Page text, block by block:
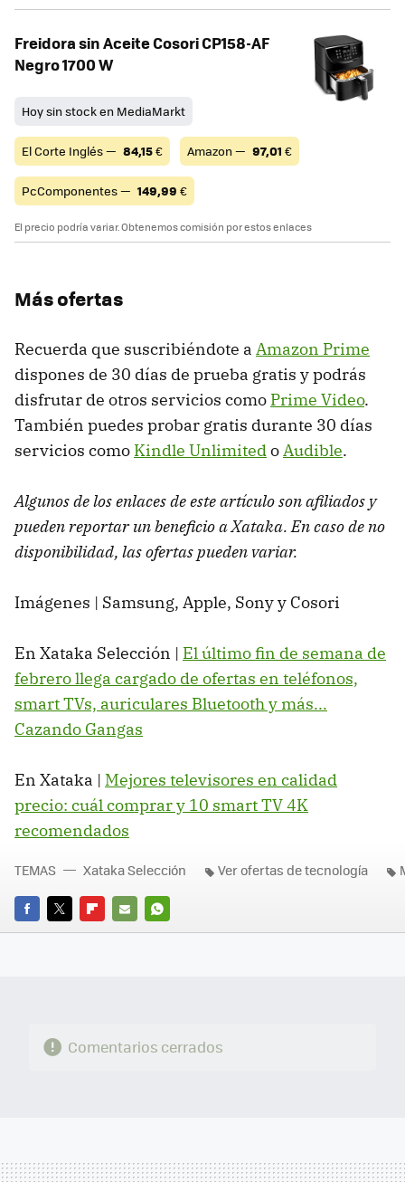
Freidora sin Aceite Cosori CP158-AF
Negro 1700 W
Hoy sin stock en MediaMarkt
El Corte Inglés — 84,15€ Amazon — 97,01 €
PcComponentes — 149,99 €
El precio podría variar. Obtenemos comisión por estos enlaces
Más ofertas
Recuerda que suscribiéndote a Amazon Prime
dispones de 30 días de prueba gratis y podrás
disfrutar de otros servicios como Prime Video.
También puedes probar gratis durante 30 días
servicios como Kindle UnlimitedoAudible.
Algunos de los enlaces de este artículo son afiliados y
pueden reportar un beneficio a Xataka. En caso de no
disponibilidad, las ofertas pueden variar.
Imágenes | Samsung, Apple, Sony y Cosori
En Xataka Selección | El último fin de semana de
febrero llega cargado de ofertas en teléfonos,
smart TVs, auriculares Bluetooth y más...
Cazando Gangas
En Xataka | Mejores televisores en calidad
precio: cuál comprar y 10 smart TV 4K
recomendados
FACEBOOK
TWITTERFLIPBOARD
E-
WHATSAPP
TEMAS Xataka Selección Ver ofertas de tecnología
Comentarios cerrados